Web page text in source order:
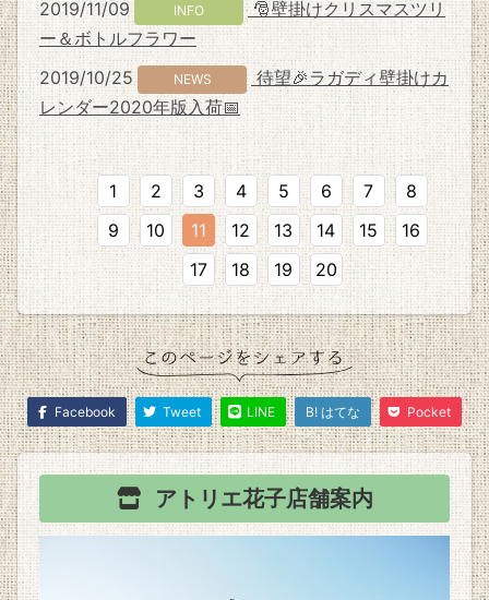
2019/11/09
INFO
🎅壁掛けクリスマスツリ
ー＆ボトルフラワー
2019/10/25
NEWS
待望🎉ラガディ壁掛けカ
レンダー2020年版入荷📅
1 2 3 4 5 6 7
8
9
10 11 12 13 14 15
16
17
18 19 20
Facebook Tweet LINE B! はてな Pocket
アトリエ花子店舗案内